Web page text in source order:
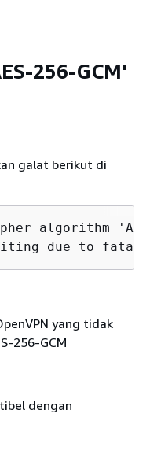
256-GCM'
galat berikut di
algorithm
due to fatal
yang tidak
256-GCM
dengan